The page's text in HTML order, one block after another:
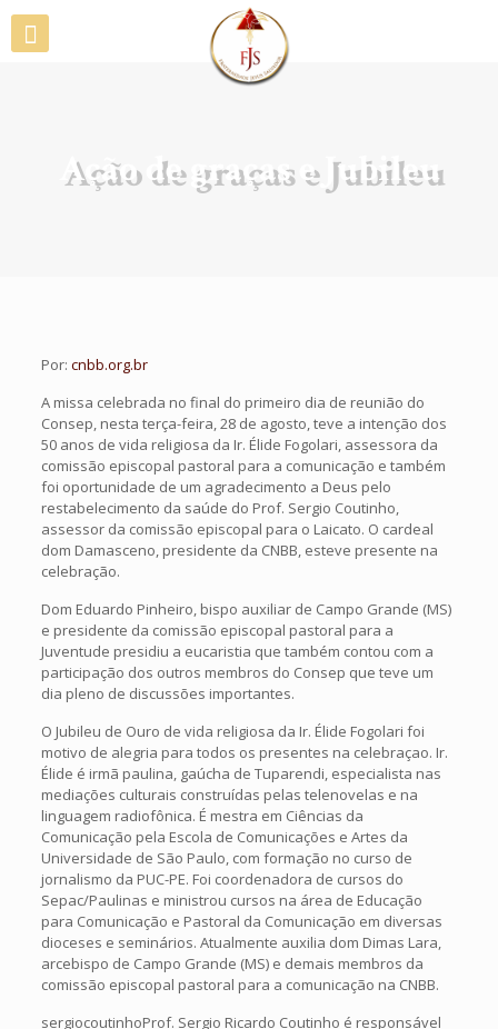
Ação de graças e Jubileu
Por: cnbb.org.br
A missa celebrada no final do primeiro dia de reunião do
Consep, nesta terça-feira, 28 de agosto, teve a intenção dos
50 anos de vida religiosa da Ir. Élide Fogolari, assessora da
comissão episcopal pastoral para a comunicação e também
foi oportunidade de um agradecimento a Deus pelo
restabelecimento da saúde do Prof. Sergio Coutinho,
assessor da comissão episcopal para o Laicato. O cardeal
dom Damasceno, presidente da CNBB, esteve presente na
celebração.
Dom Eduardo Pinheiro, bispo auxiliar de Campo Grande (MS)
e presidente da comissão episcopal pastoral para a
Juventude presidiu a eucaristia que também contou com a
participação dos outros membros do Consep que teve um
dia pleno de discussões importantes.
O Jubileu de Ouro de vida religiosa da Ir. Élide Fogolari foi
motivo de alegria para todos os presentes na celebraçao. Ir.
Élide é irmã paulina, gaúcha de Tuparendi, especialista nas
mediações culturais construídas pelas telenovelas e na
linguagem radiofônica. É mestra em Ciências da
Comunicação pela Escola de Comunicações e Artes da
Universidade de São Paulo, com formação no curso de
jornalismo da PUC-PE. Foi coordenadora de cursos do
Sepac/Paulinas e ministrou cursos na área de Educação
para Comunicação e Pastoral da Comunicação em diversas
dioceses e seminários. Atualmente auxilia dom Dimas Lara,
arcebispo de Campo Grande (MS) e demais membros da
comissão episcopal pastoral para a comunicação na CNBB.
sergiocoutinhoProf. Sergio Ricardo Coutinho é responsável